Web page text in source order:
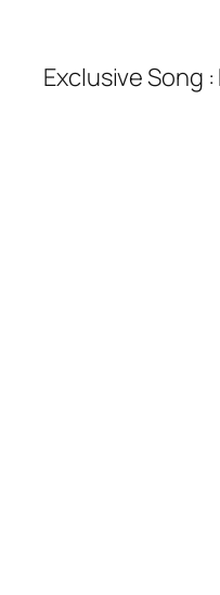
Exclusive Song :